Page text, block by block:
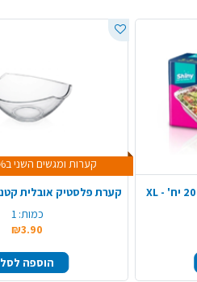
קערות ומגשים השני ב20% הנחה
כמות: 1
₪3.90
הוספה לסל